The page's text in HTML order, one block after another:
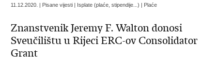
11.12.2020. | Pisane vijesti | Isplate (plaće, stipendije...) | Plaće
Znanstvenik Jeremy F. Walton donosi
Sveučilištu u Rijeci ERC-ov Consolidator
Grant